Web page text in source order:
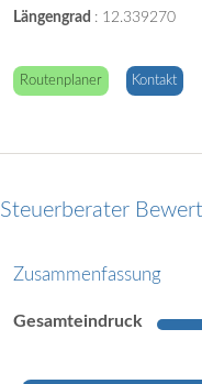
Längengrad : 12.339270
Routenplaner Kontakt
Steuerberater
Zusammenfassung
Gesamteindruck